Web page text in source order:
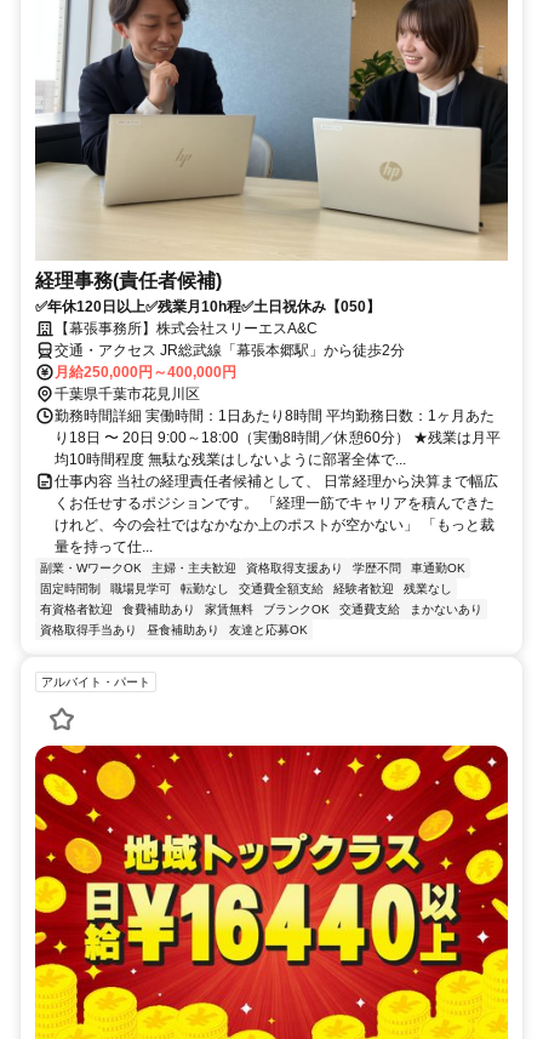
経理事務(責任者候補)
✅年休120日以上✅残業月10h程✅土日祝休み【050】
【幕張事務所】株式会社スリーエスA&C
交通・アクセス JR総武線「幕張本郷駅」から徒歩2分
月給250,000円～400,000円
千葉県千葉市花見川区
勤務時間詳細 実働時間：1日あたり8時間 平均勤務日数：1ヶ月あた
り18日 〜 20日 9:00～18:00（実働8時間／休憩60分） ★残業は月平
均10時間程度 無駄な残業はしないように部署全体で...
仕事内容 当社の経理責任者候補として、 日常経理から決算まで幅広
くお任せするポジションです。 「経理一筋でキャリアを積んできた
けれど、今の会社ではなかなか上のポストが空かない」 「もっと裁
量を持って仕...
副業・WワークOK 主婦・主夫歓迎 資格取得支援あり 学歴不問
車通勤OK
固定時間制
職場見学可 転勤なし 交通費全額支給 経験者歓迎
残業なし
有資格者歓迎
食費補助あり 家賃無料 ブランクOK 交通費支給
まかないあり
資格取得手当あり
昼食補助あり 友達と応募OK
アルバイト・パート